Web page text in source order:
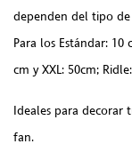
dependen del tipo
Para los Estándar: 10
cm y XXL: 50cm;
Ideales para decorar
fan.